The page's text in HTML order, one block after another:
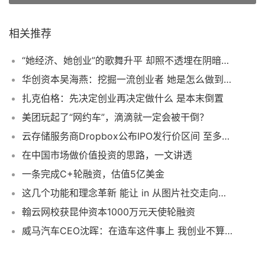
相关推荐
“她经济、她创业”的歌舞升平 却照不透埋在阴暗角落里的“潜规则”
华创资本吴海燕：挖掘一流创业者 她是怎么做到的？
扎克伯格：先决定创业再决定做什么 是本末倒置
美团玩起了“网约车”，滴滴就一定会被干倒？
云存储服务商Dropbox公布IPO发行价区间 至多融资41亿元
在中国市场做价值投资的思路，一文讲透
一条完成C+轮融资，估值5亿美金
这几个功能和理念革新 能让 in 从图片社交走向新场景社交么？
翰云网校获昆仲资本1000万元天使轮融资
威马汽车CEO沈晖：在造车这件事上 我创业不算新手